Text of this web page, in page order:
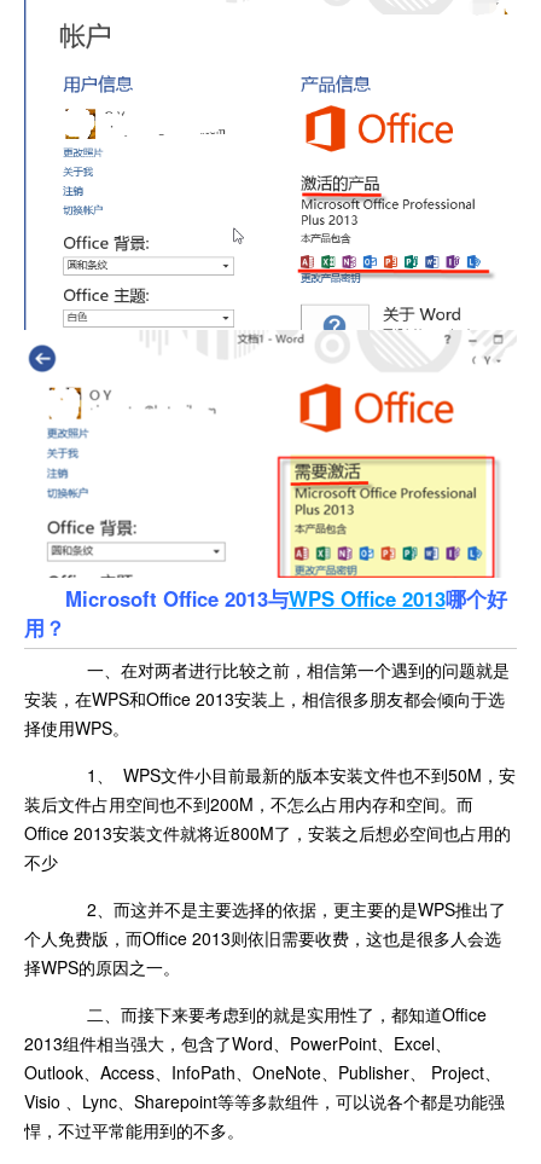
Microsoft Office 2013与WPS Office 2013哪个好
用？
一、在对两者进行比较之前，相信第一个遇到的问题就是
安装，在WPS和Office 2013安装上，相信很多朋友都会倾向于选
择使用WPS。
1、 WPS文件小目前最新的版本安装文件也不到50M，安
装后文件占用空间也不到200M，不怎么占用内存和空间。而
Office 2013安装文件就将近800M了，安装之后想必空间也占用的
不少
2、而这并不是主要选择的依据，更主要的是WPS推出了
个人免费版，而Office 2013则依旧需要收费，这也是很多人会选
择WPS的原因之一。
二、而接下来要考虑到的就是实用性了，都知道Office
2013组件相当强大，包含了Word、PowerPoint、Excel、
Outlook、Access、InfoPath、OneNote、Publisher、 Project、
Visio 、Lync、Sharepoint等等多款组件，可以说各个都是功能强
悍，不过平常能用到的不多。